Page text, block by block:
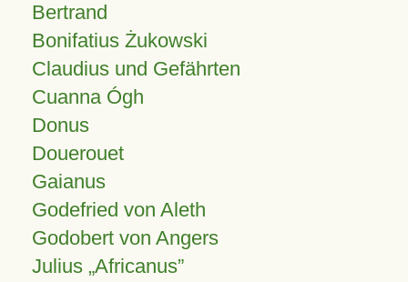
Bertrand
Bonifatius Żukowski
Claudius und Gefährten
Cuanna Ógh
Donus
Douerouet
Gaianus
Godefried von Aleth
Godobert von Angers
Julius Africanus